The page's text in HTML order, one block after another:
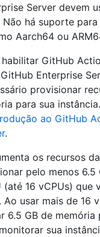
Server devem
há suporte
Aarch64 ou
GitHub
Enterprise
provisionar
para sua
ao GitHub
.
os recursos
pelo menos 6.5
(até 16 vCPUs) que
Ao usar mais de 16
6.5 GB de memória
sua